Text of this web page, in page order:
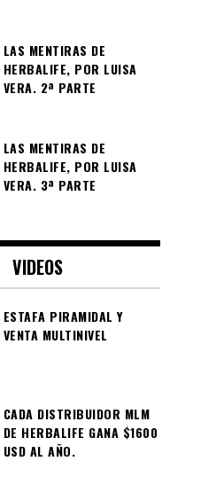
LAS MENTIRAS DE
HERBALIFE, POR LUISA
VERA. 2ª PARTE
LAS MENTIRAS DE
HERBALIFE, POR LUISA
VERA. 3ª PARTE
VIDEOS
ESTAFA PIRAMIDAL Y
VENTA MULTINIVEL
CADA DISTRIBUIDOR MLM
DE HERBALIFE GANA $1600
USD AL AÑO.